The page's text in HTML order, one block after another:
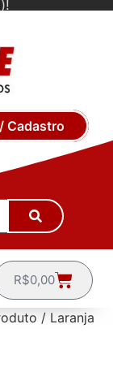
Cadastro
R$0,00
/ Laranja